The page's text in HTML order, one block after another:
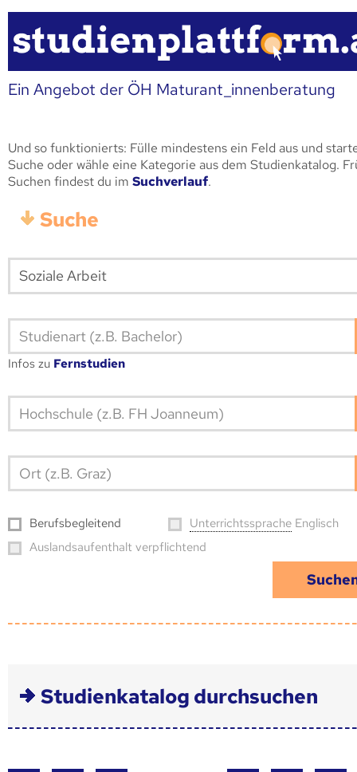
Ein Angebot der ÖH Maturant_innenberatung
Und so funktionierts: Fülle mindestens ein Feld aus und
Suche oder wähle eine Kategorie aus dem Studienkatalog.
Suchen findest du im Suchverlauf.
Suche
Studienart (z.B. Bachelor)
Infos zu Fernstudien
Hoch­schule (z.B. FH Joanneum)
Ort (z.B. Graz)
Berufs­begleitend Unter­richts­sprache Englisch
Auslandsaufenthalt verpflichtend
Studienkatalog durchsuchen